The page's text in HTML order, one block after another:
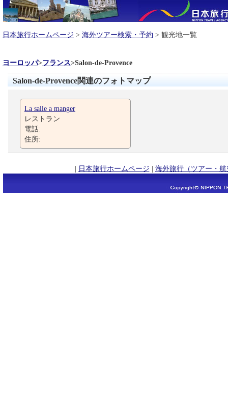
日本旅行ホームページ > 海外ツアー検索・予約 > 観光地一覧
ヨーロッパ>フランス>Salon-de-Provence
Salon-de-Provence関連のフォトマップ
La salle a manger
レストラン
電話:
住所:
| 日本旅行ホームページ | 海外旅行（ツアー・航